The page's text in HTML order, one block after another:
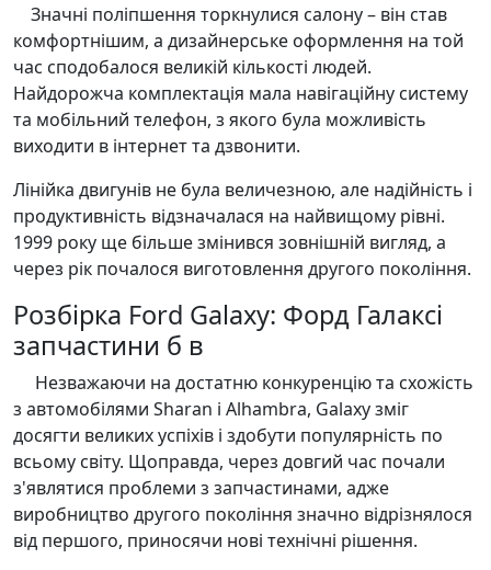
Значні поліпшення торкнулися салону – він став
комфортнішим, а дизайнерське оформлення на той
час сподобалося великій кількості людей.
Найдорожча комплектація мала навігаційну систему
та мобільний телефон, з якого була можливість
виходити в інтернет та дзвонити.
Лінійка двигунів не була величезною, але надійність і
продуктивність відзначалася на найвищому рівні.
1999 року ще більше змінився зовнішній вигляд, а
через рік почалося виготовлення другого покоління.
Розбірка Ford Galaxy: Форд Галаксі
запчастини б в
Незважаючи на достатню конкуренцію та схожість
з автомобілями Sharan і Alhambra, Galaxy зміг
досягти великих успіхів і здобути популярність по
всьому світу. Щоправда, через довгий час почали
з'являтися проблеми з запчастинами, адже
виробництво другого покоління значно відрізнялося
від першого, приносячи нові технічні рішення.